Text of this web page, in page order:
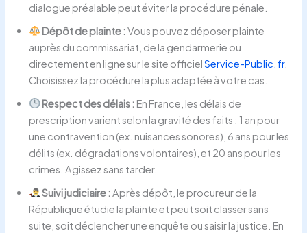
dialogue préalable peut éviter la procédure pénale.
Dépôt de plainte :Vous pouvez déposer plainte
auprès du commissariat, de la gendarmerie ou
directement en ligne sur le site officielService-Public.fr.
Choisissez la procédure la plus adaptée à votre cas.
Respect des délais : En France, les délais de
prescription varient selon la gravité des faits : 1 an pour
une contravention (ex. nuisances sonores), 6 ans pour les
délits (ex. dégradations volontaires), et 20 ans pour les
crimes. Agissez sans tarder.
Suivi judiciaire : Après dépôt, le procureur de la
République étudie la plainte et peut soit classer sans
suite, soit déclencher une enquête ou saisir la justice. En